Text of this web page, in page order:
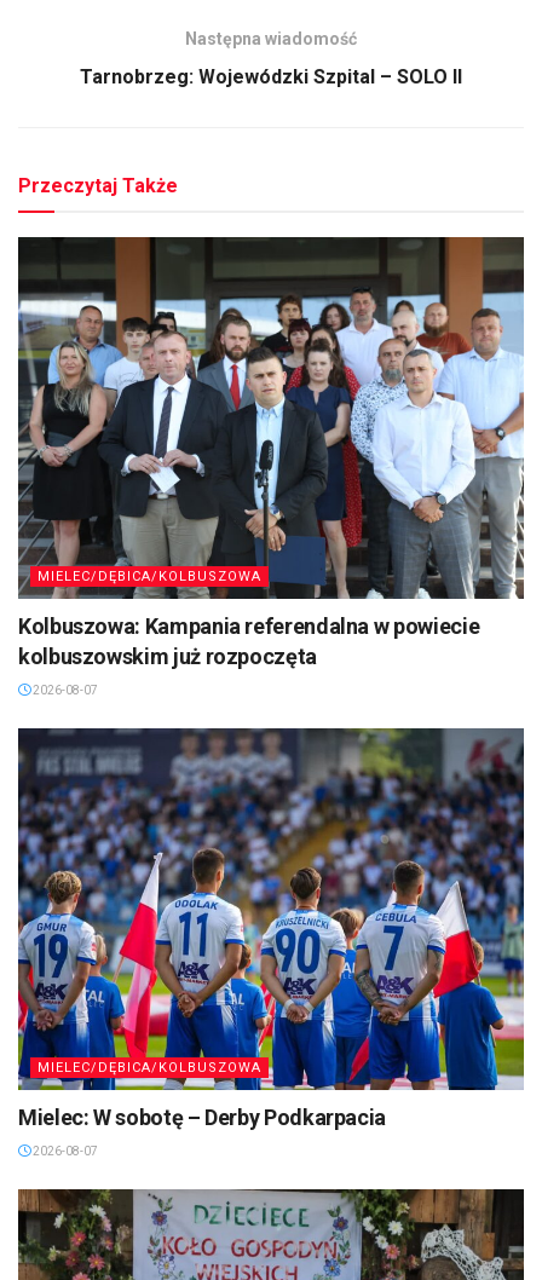
Następna wiadomość
Tarnobrzeg: Wojewódzki Szpital – SOLO II
Przeczytaj Także
MIELEC/DĘBICA/KOLBUSZOWA
Kolbuszowa: Kampania referendalna w powiecie
kolbuszowskim już rozpoczęta
2026-08-07
MIELEC/DĘBICA/KOLBUSZOWA
Mielec: W sobotę – Derby Podkarpacia
2026-08-07